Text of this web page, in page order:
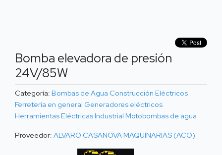
Bomba elevadora de presión
24V/85W
Categoría: Bombas de Agua Construcción Eléctricos
Ferretería en general Generadores eléctricos
Herramientas Eléctricas Industrial Motobombas de agua
Proveedor: ALVARO CASANOVA MAQUINARIAS (ACO)